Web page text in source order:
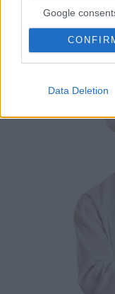
Google
Data Deletion
apoyo que
digital para
sector